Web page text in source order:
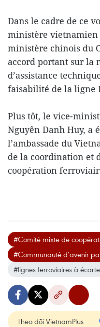
Dans le cadre de ce
ministère vietnamien
ministère chinois du
accord portant sur la
d’assistance
faisabilité de la ligne
Plus tôt, le vice-
Nguyên Danh Huy, a
l’ambassade du
de la coordination et
coopération
#Comité mixte de
#Communauté d’avenir
#lignes ferroviaires à
Theo dõi VietnamPlus